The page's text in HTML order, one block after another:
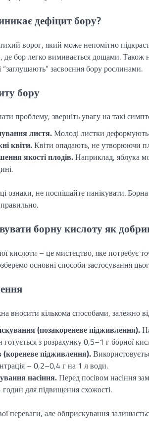
дефіцит бору?
ворог, який може непомітно
де бор легко вимивається дощами. Також
“заглушають” засвоєння бору рослинами.
бору
проблему, зверніть увагу на такі
листя.Молоді листки
квіти.Квіти опадають, не утворюючи
якості плодів.Наприклад, яблука
ознаки, не поспішайте панікувати.
борну кислоту як
кислоти – це мистецтво, яке потребує
основні способи застосування
вносити кількома способами, залежно
(позакореневе підживлення).
готується з розрахунку 0,5–1 г борної
підживлення).
– 0,2–0,4 г на 1 л води.
насіння.Перед посівом насіння
для підвищення схожості.
переваги, але обприскування